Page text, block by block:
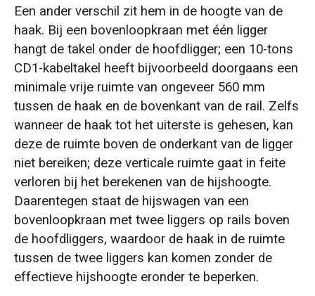
Een ander verschil zit hem in de hoogte van de
haak. Bij een bovenloopkraan met één ligger
hangt de takel onder de hoofdligger; een 10-tons
CD1-kabeltakel heeft bijvoorbeeld doorgaans een
minimale vrije ruimte van ongeveer 560 mm
tussen de haak en de bovenkant van de rail. Zelfs
wanneer de haak tot het uiterste is gehesen, kan
deze de ruimte boven de onderkant van de ligger
niet bereiken; deze verticale ruimte gaat in feite
verloren bij het berekenen van de hijshoogte.
Daarentegen staat de hijswagen van een
bovenloopkraan met twee liggers op rails boven
de hoofdliggers, waardoor de haak in de ruimte
tussen de twee liggers kan komen zonder de
effectieve hijshoogte eronder te beperken.